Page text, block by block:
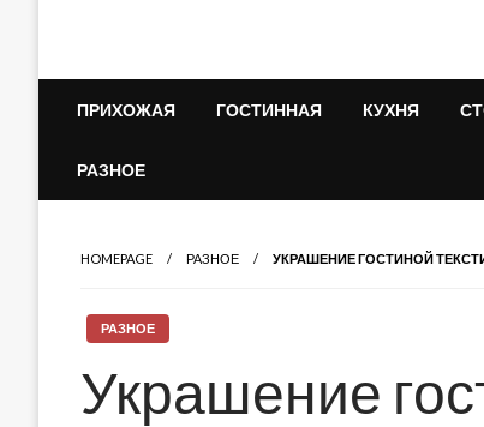
ПРИХОЖАЯ ГОСТИННАЯ КУХНЯ
РАЗНОЕ
HOMEPAGE РАЗНОЕ УКРАШЕНИЕ ГОСТИНОЙ
РАЗНОЕ
Украшение